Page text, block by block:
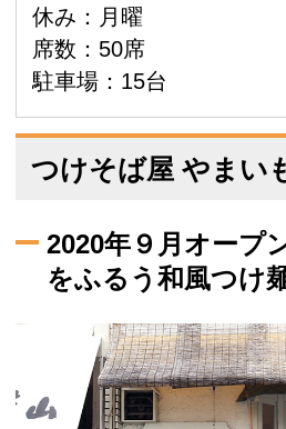
休み：月曜
席数：50席
駐車場：15台
つけそば屋 やまい
2020年９月オープ
をふるう和風つけ